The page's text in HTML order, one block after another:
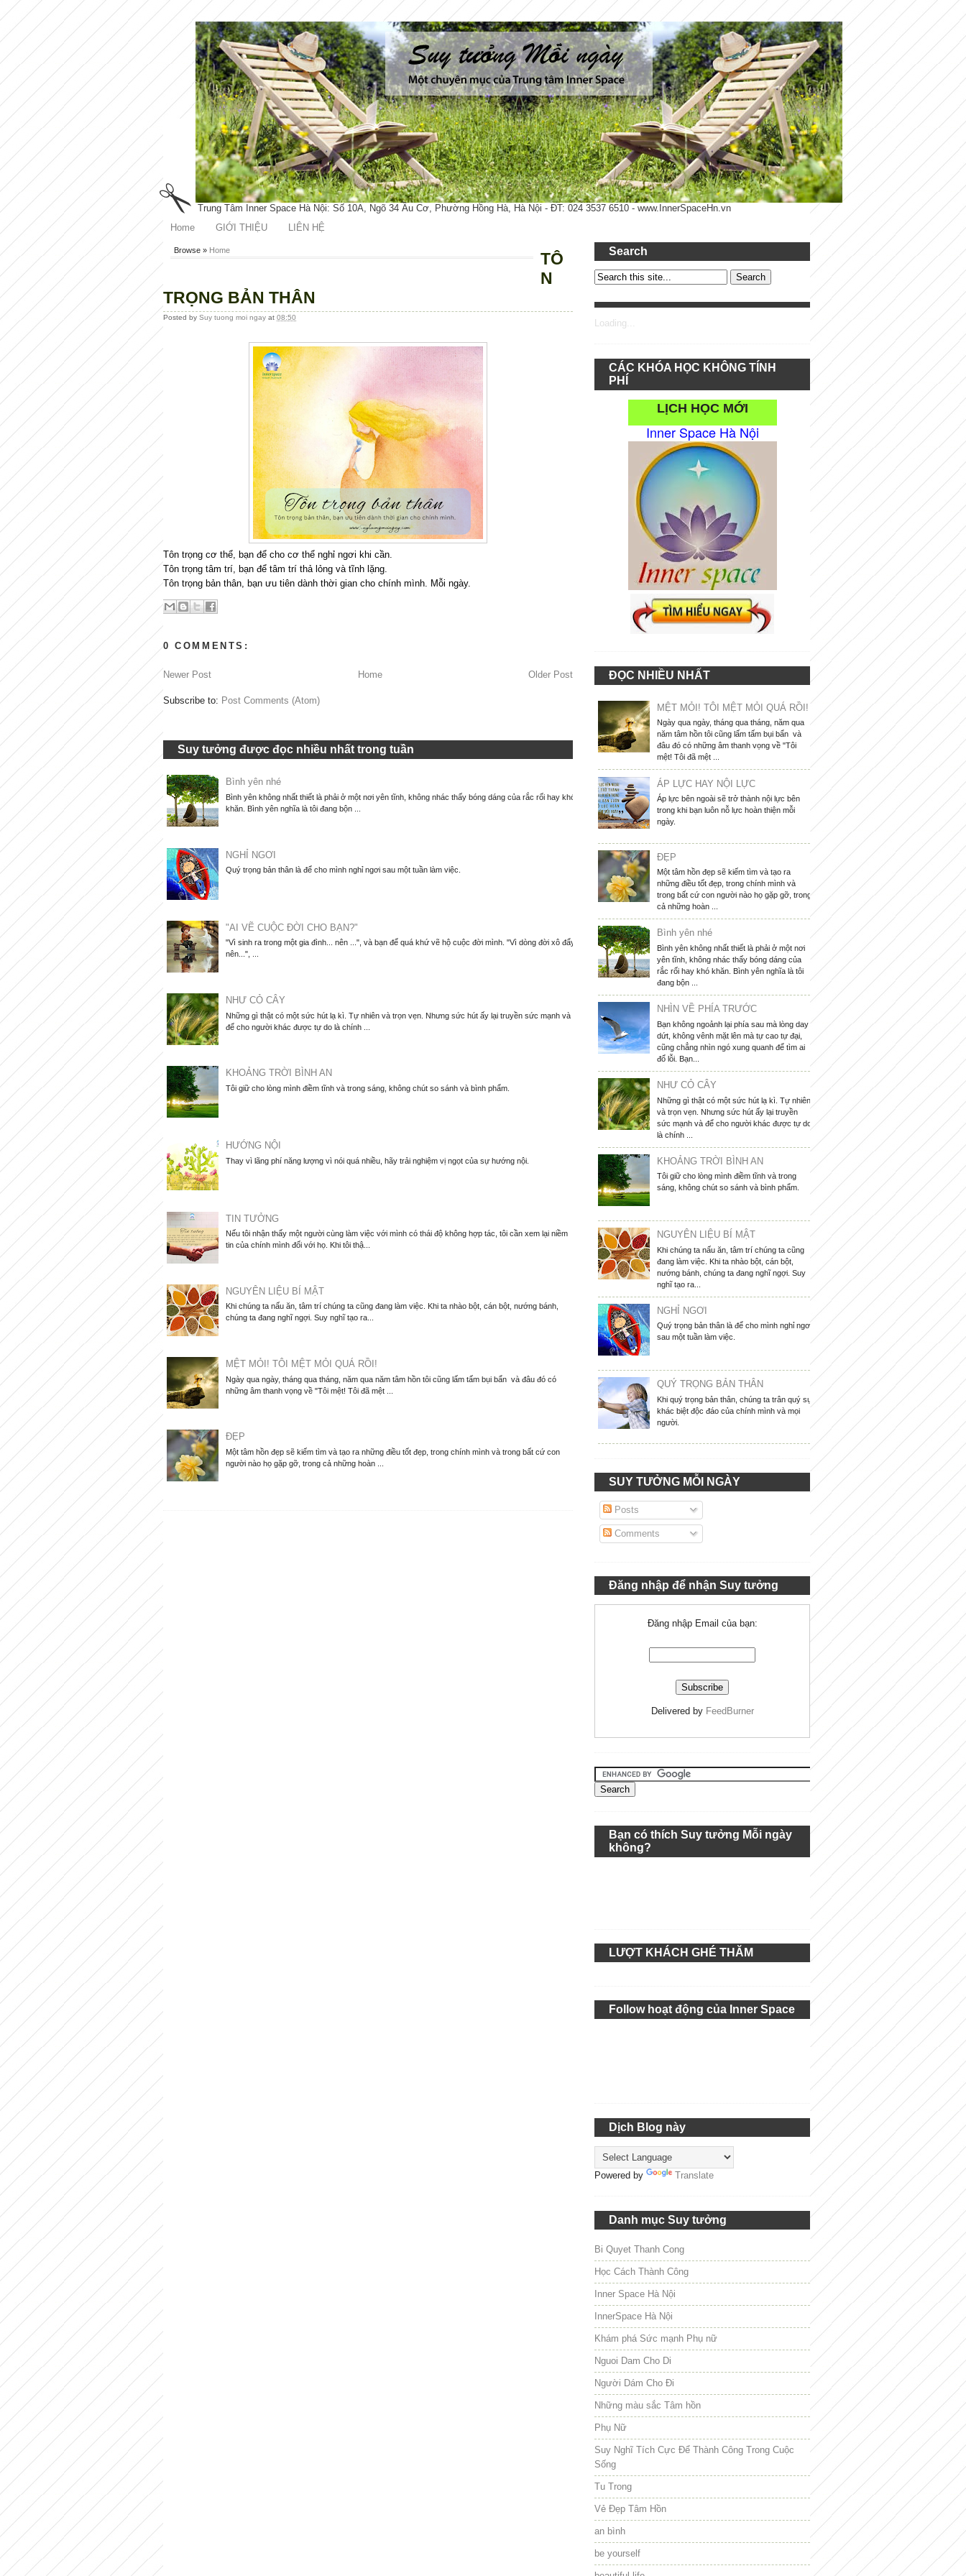
Trung Tâm Inner Space Hà Nội: Số 10A, Ngõ 34 Âu Cơ, Phường Hồng Hà, Hà Nội - ĐT: 024 3537 6510 - www.InnerSpaceHn.vn
Home
GIỚI THIỆU LIÊN HỆ
Browse » Home
TÔ
N
TRỌNG BẢN THÂN
Posted by Suy tuong moi ngay at 08:50
Tôn trọng cơ thể, bạn để cho cơ thể nghỉ ngơi khi cần.
Tôn trọng tâm trí, bạn để tâm trí thả lỏng và tĩnh lặng.
Tôn trọng bản thân, bạn ưu tiên dành thời gian cho chính mình. Mỗi ngày.
0 COMMENTS:
Newer Post Older Post
Home
Subscribe to: Post Comments (Atom)
Suy tưởng được đọc nhiều nhất trong tuần
Bình yên nhé
Bình yên không nhất thiết là phải ở một nơi yên tĩnh, không nhác thấy bóng dáng của rắc rối hay khó
khăn. Bình yên nghĩa là tôi đang bộn ...
NGHỈ NGƠI
Quý trọng bản thân là để cho mình nghỉ ngơi sau một tuần làm việc.
"AI VẼ CUỘC ĐỜI CHO BẠN?"
"Vì sinh ra trong một gia đình... nên ...", và bạn để quá khứ vẽ hộ cuộc đời mình. "Vì dòng đời xô đẩy
nên...", ...
NHƯ CỎ CÂY
Những gì thật có một sức hút lạ kì. Tự nhiên và trọn vẹn. Nhưng sức hút ấy lại truyền sức mạnh và
để cho người khác được tự do là chính ...
KHOẢNG TRỜI BÌNH AN
Tôi giữ cho lòng mình điềm tĩnh và trong sáng, không chút so sánh và bình phẩm.
HƯỚNG NỘI
Thay vì lãng phí năng lượng vì nói quá nhiều, hãy trải nghiệm vị ngọt của sự hướng nội.
TIN TƯỞNG
Nếu tôi nhận thấy một người cùng làm việc với mình có thái độ không hợp tác, tôi cần xem lại niềm
tin của chính mình đối với họ. Khi tôi thậ...
NGUYÊN LIỆU BÍ MẬT
Khi chúng ta nấu ăn, tâm trí chúng ta cũng đang làm việc. Khi ta nhào bột, cán bột, nướng bánh,
chúng ta đang nghĩ ngợi. Suy nghĩ tạo ra...
MỆT MỎI! TÔI MỆT MỎI QUÁ RỒI!
Ngày qua ngày, tháng qua tháng, năm qua năm tâm hồn tôi cũng lấm tấm bụi bẩn và đâu đó có
những âm thanh vọng về "Tôi mệt! Tôi đã mệt ...
ĐẸP
Một tâm hồn đẹp sẽ kiếm tìm và tạo ra những điều tốt đẹp, trong chính mình và trong bất cứ con
người nào họ gặp gỡ, trong cả những hoàn ...
Search
Loading...
CÁC KHÓA HỌC KHÔNG TÍNH
PHÍ
LỊCH HỌC MỚI
Inner Space Hà Nội
ĐỌC NHIỀU NHẤT
MỆT MỎI! TÔI MỆT MỎI QUÁ RỒI!
Ngày qua ngày, tháng qua tháng, năm qua
năm tâm hồn tôi cũng lấm tấm bụi bẩn và
đâu đó có những âm thanh vọng về "Tôi
mệt! Tôi đã mệt ...
ÁP LỰC HAY NỘI LỰC
Áp lực bên ngoài sẽ trở thành nội lực bên
trong khi bạn luôn nỗ lực hoàn thiện mỗi
ngày.
ĐẸP
Một tâm hồn đẹp sẽ kiếm tìm và tạo ra
những điều tốt đẹp, trong chính mình và
trong bất cứ con người nào họ gặp gỡ, trong
cả những hoàn ...
Bình yên nhé
Bình yên không nhất thiết là phải ở một nơi
yên tĩnh, không nhác thấy bóng dáng của
rắc rối hay khó khăn. Bình yên nghĩa là tôi
đang bộn ...
NHÌN VỀ PHÍA TRƯỚC
Bạn không ngoảnh lại phía sau mà lòng day
dứt, không vênh mặt lên mà tự cao tự đại,
cũng chẳng nhìn ngó xung quanh để tìm ai
đổ lỗi. Bạn...
NHƯ CỎ CÂY
Những gì thật có một sức hút lạ kì. Tự nhiên
và trọn vẹn. Nhưng sức hút ấy lại truyền
sức mạnh và để cho người khác được tự do
là chính ...
KHOẢNG TRỜI BÌNH AN
Tôi giữ cho lòng mình điềm tĩnh và trong
sáng, không chút so sánh và bình phẩm.
NGUYÊN LIỆU BÍ MẬT
Khi chúng ta nấu ăn, tâm trí chúng ta cũng
đang làm việc. Khi ta nhào bột, cán bột,
nướng bánh, chúng ta đang nghĩ ngợi. Suy
nghĩ tạo ra...
NGHỈ NGƠI
Quý trọng bản thân là để cho mình nghỉ ngơi
sau một tuần làm việc.
QUÝ TRỌNG BẢN THÂN
Khi quý trọng bản thân, chúng ta trân quý sự
khác biệt độc đáo của chính mình và mọi
người.
SUY TƯỞNG MỖI NGÀY
Posts
Comments
Đăng nhập để nhận Suy tưởng
Đăng nhập Email của bạn:
Delivered by FeedBurner
Bạn có thích Suy tưởng Mỗi ngày
không?
LƯỢT KHÁCH GHÉ THĂM
Follow hoạt động của Inner Space
Dịch Blog này
Powered by Translate
Danh mục Suy tưởng
Bi Quyet Thanh Cong
Học Cách Thành Công
Inner Space Hà Nội
InnerSpace Hà Nội
Khám phá Sức mạnh Phụ nữ
Nguoi Dam Cho Di
Người Dám Cho Đi
Những màu sắc Tâm hồn
Phụ Nữ
Suy Nghĩ Tích Cực Để Thành Công Trong Cuộc
Sống
Tu Trong
Vẻ Đẹp Tâm Hồn
an bình
be yourself